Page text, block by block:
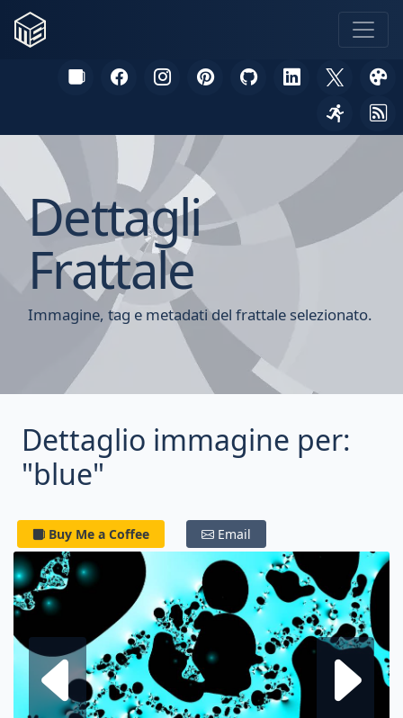
Dettagli
Frattale
Immagine, tag e metadati del frattale selezionato.
Dettaglio immagine per:
"blue"
Buy Me a Coffee Email
Frattale